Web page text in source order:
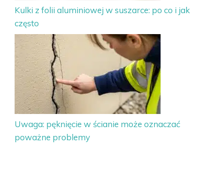
Kulki z folii aluminiowej w suszarce: po co i jak
często
Uwaga: pęknięcie w ścianie może oznaczać
poważne problemy